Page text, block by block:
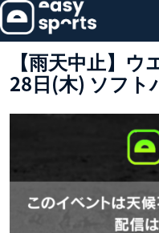
【雨天中止】
28日(木) ソフト